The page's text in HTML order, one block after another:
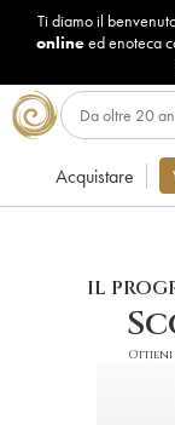
Ti diamo il
onlineed enoteca
Acquistare
IL